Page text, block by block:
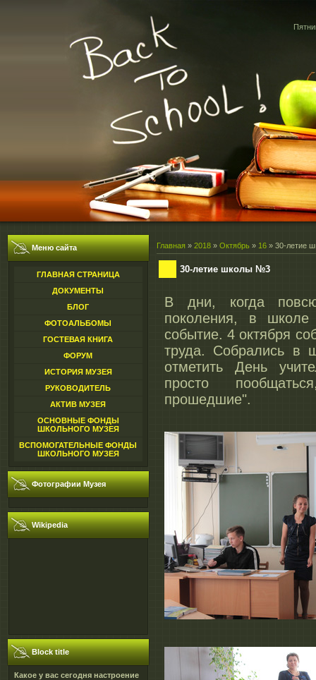
Меню сайта
ГЛАВНАЯ СТРАНИЦА
ДОКУМЕНТЫ
БЛОГ
ФОТОАЛЬБОМЫ
ГОСТЕВАЯ КНИГА
ФОРУМ
ИСТОРИЯ МУЗЕЯ
РУКОВОДИТЕЛЬ
АКТИВ МУЗЕЯ
ОСНОВНЫЕ ФОНДЫ
ШКОЛЬНОГО МУЗЕЯ
ВСПОМОГАТЕЛЬНЫЕ ФОНДЫ
ШКОЛЬНОГО МУЗЕЯ
Фотографии Музея
Wikipedia
Block title
Какое у вас сегодня настроение
Главная » 2018 » Октябрь » 16 » 30-летие
30-летие школы №3
В дни, когда
поколения, в
событие. 4 октября
труда. Собрались в
отметить День
просто
прошедшие".